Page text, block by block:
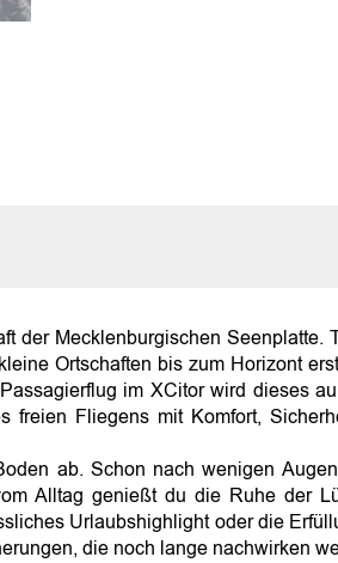
m
p
i
t
z
M
e
e
der Mecklenburgischen Seenplatte.
Ortschaften bis zum Horizont
im XCitor wird dieses
freien Fliegens mit Komfort,
ab. Schon nach wenigen
Alltag genießt du die Ruhe der
Urlaubshighlight oder die
die noch lange nachwirken